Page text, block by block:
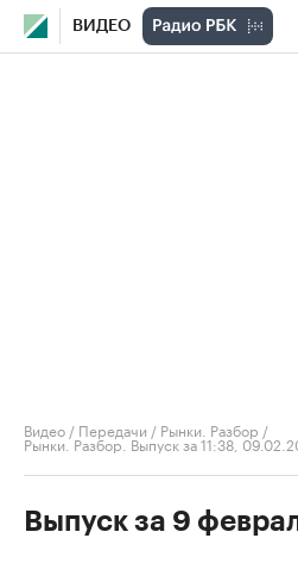
ВИДЕО
Видео / Передачи / Рынки. Разбор /
Рынки. Разбор. Выпуск за 11:38,
Выпуск за 9